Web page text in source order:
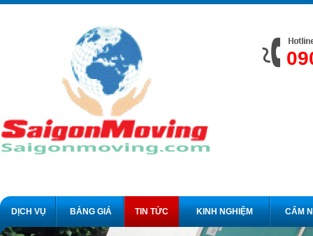
DỊCH VỤ BẢNG GIÁ TIN TỨC KINH NGHIỆM CẨM